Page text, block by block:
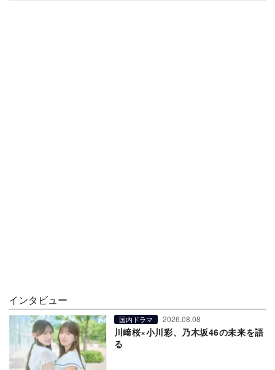
インタビュー
国内ドラマ 2026.08.08
川﨑桜×小川彩、乃木坂46の未来を語
る